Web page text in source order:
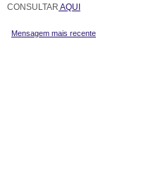
CONSULTAR AQUI
Mensagem mais recente